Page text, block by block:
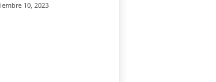
10, 2023